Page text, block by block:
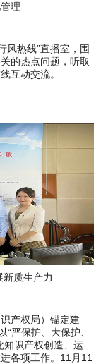
理
风热线”直播室，围
的热点问题，听取
互动交流。
质生产力
产权局）锚定建
“严保护、大保护、
知识产权创造、运
各项工作。11月11